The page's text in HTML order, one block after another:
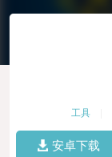
工具
安卓下载